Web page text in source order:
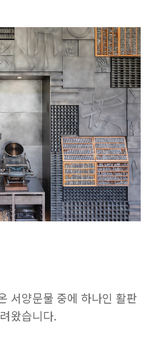
서양문물 중에 하나인 활판
왔습니다.